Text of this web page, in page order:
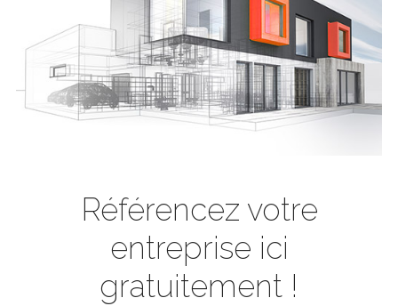
Référencez votre
entreprise ici
gratuitement !